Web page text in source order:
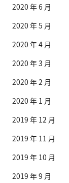
2020 年 6 月
2020 年 5 月
2020 年 4 月
2020 年 3 月
2020 年 2 月
2020 年 1 月
2019 年 12 月
2019 年 11 月
2019 年 10 月
2019 年 9 月